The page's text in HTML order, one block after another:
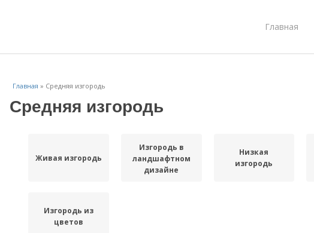
Главная
Главная » Средняя изгородь
Средняя изгородь
Живая изгородь
Изгородь в
ландшафтном
дизайне
Низкая
изгородь
Изгородь из
цветов